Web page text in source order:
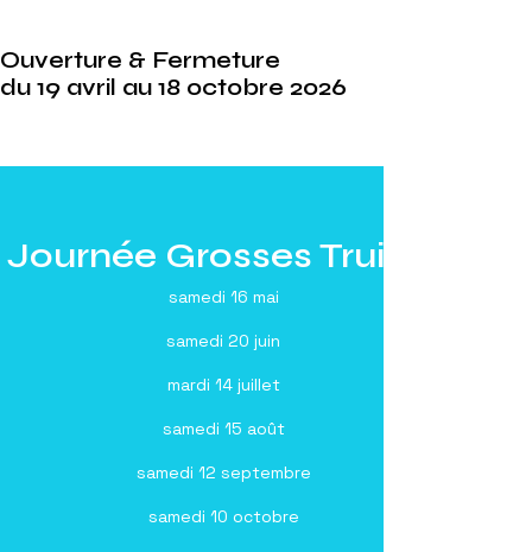
Ouverture & Fermeture
du 19 avril au 18 octobre 2026
Journée Grosses Truites
samedi 16 mai
samedi 20 juin
mardi 14 juillet
samedi 15 août
samedi 12 septembre
samedi 10 octobre